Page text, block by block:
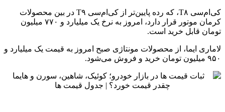
کی‌ام‌سی T۸، که رده پایین‌تر از کی‌ام‌سی T۹ در بین محصولات
کرمان موتور قرار دارد، امروز به نرخ یک میلیارد و ۷۷۰ میلیون
تومان قابل خرید است.
لاماری ایما، از محصولات مونتاژی صبح امروز به قیمت یک میلیارد و
۹۵۰ میلیون تومان خرید و فروش می‌شود.